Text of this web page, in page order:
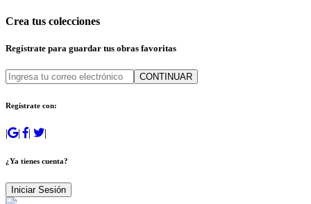
Crea tus colecciones
Regístrate para guardar tus obras favoritas
CONTINUAR
Regístrate con:
| | | |
¿Ya tienes cuenta?
Iniciar Sesión